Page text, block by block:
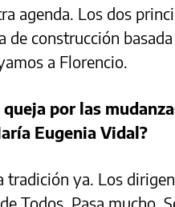
agenda. Los dos
de construcción
a Florencio.
queja por las
Eugenia Vidal?
tradición ya. Los
Todos. Pasa mucho.